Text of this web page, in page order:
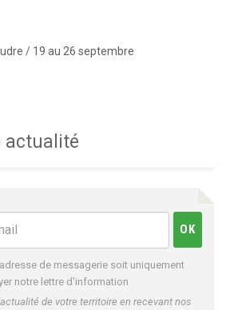
/ 19 au 26 septembre
actualité
de messagerie soit uniquement
notre lettre d'information
de votre territoire en recevant nos